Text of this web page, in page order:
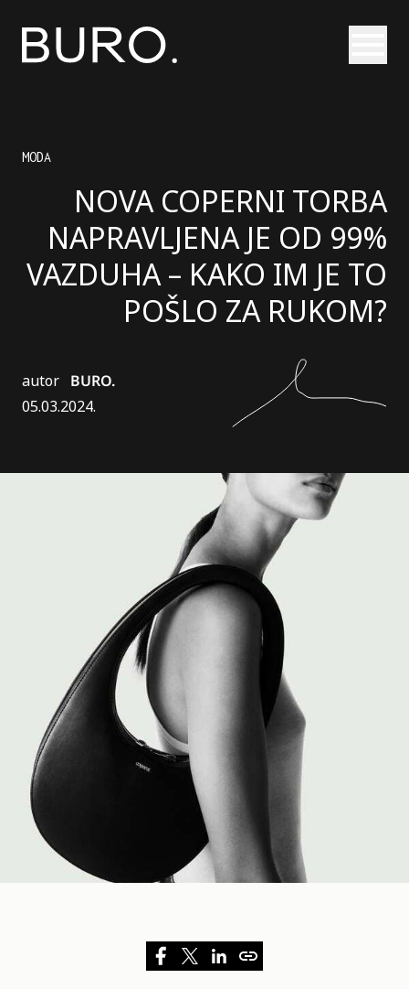
MODA
NOVA COPERNI TORBA
NAPRAVLJENA JE OD 99%
VAZDUHA – KAKO IM JE TO
POŠLO ZA RUKOM?
autor BURO.
05.03.2024.